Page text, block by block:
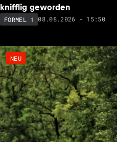
knifflig geworden
FORMEL 1 08.08.2026 - 15:50
NEU